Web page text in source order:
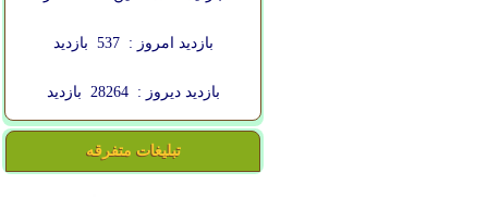
بازدید امروز : 537 بازدید
بازدید دیروز : 28264 بازدید
تبلیغات متفرقه